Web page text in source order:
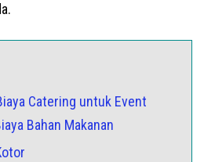
Catering untuk Event
Bahan Makanan